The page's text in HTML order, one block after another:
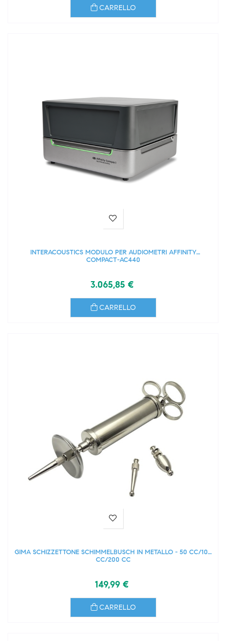
CARRELLO
INTERACOUSTICS MODULO PER AUDIOMETRI AFFINITY
COMPACT-AC440
3.065,85 €
CARRELLO
GIMA SCHIZZETTONE SCHIMMELBUSCH IN METALLO - 50 CC/100
CC/200 CC
149,99 €
CARRELLO